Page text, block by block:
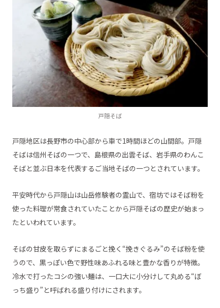
戸隠そば
戸隠地区は長野市の中心部から車で1時間ほどの山間部。戸隠
そばは信州そばの一つで、島根県の出雲そば、岩手県のわんこ
そばと並ぶ日本を代表するご当地そばの一つとされています。
平安時代から戸隠山は山岳修験者の霊山で、宿坊ではそば粉を
使った料理が常食されていたことから戸隠そばの歴史が始まっ
たといわれています。
そばの甘皮を取らずにまるごと挽く“挽きぐるみ”のそば粉を使
うので、黒っぽい色で野性味あふれる味と豊かな香りが特徴。
冷水で打ったコシの強い麺は、一口大に小分けして丸める“ぼ
っち盛り”と呼ばれる盛り付けにされます。